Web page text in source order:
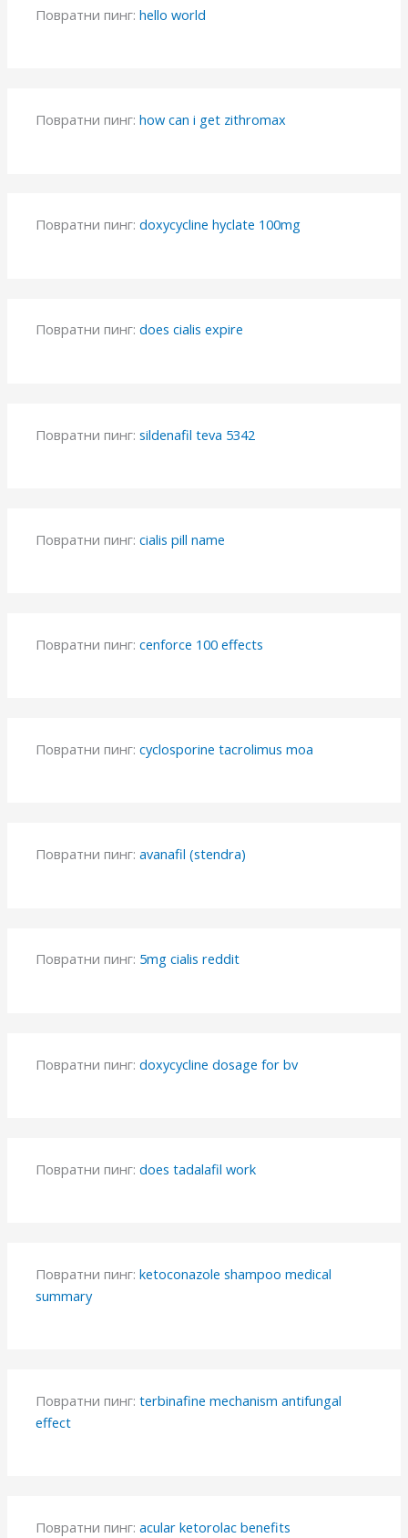
Повратни пинг:hello world
Повратни пинг:how can i get zithromax
Повратни пинг:doxycycline hyclate 100mg
Повратни пинг:does cialis expire
Повратни пинг:sildenafil teva 5342
Повратни пинг:cialis pill name
Повратни пинг:cenforce 100 effects
Повратни пинг:cyclosporine tacrolimus moa
Повратни пинг:avanafil (stendra)
Повратни пинг: 5mg cialis reddit
Повратни пинг:doxycycline dosage for bv
Повратни пинг:does tadalafil work
Повратни пинг:ketoconazole shampoo medical
summary
Повратни пинг:terbinafine mechanism antifungal
effect
Повратни пинг:acular ketorolac benefits